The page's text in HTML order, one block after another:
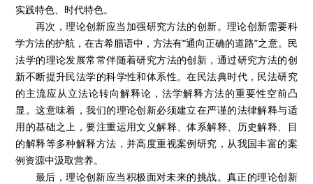
实践特色、时代特色。
再次，理论创新应当加强研究方法的创新。理论创新需要科
学方法的护航，在古希腊语中，方法有“通向正确的道路”之意。民
法学的理论发展常常伴随着研究方法的创新，通过研究方法的创
新不断提升民法学的科学性和体系性。在民法典时代，民法研究
的主流应从立法论转向解释论，法学解释方法的重要性空前凸
显。这意味着，我们的理论创新必须建立在严谨的法律解释与适
用的基础之上，要注重运用文义解释、体系解释、历史解释、目
的解释等多种解释方法，并高度重视案例研究，从我国丰富的案
例资源中汲取营养。
最后，理论创新应当积极面对未来的挑战。真正的理论创新